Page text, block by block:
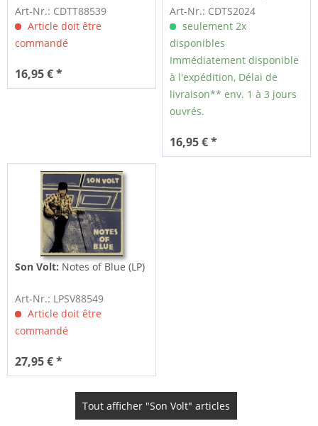
Art-Nr.: CDTT88539
Article doit être
commandé
16,95 € *
(CD)
Art-Nr.: CDTS2024
seulement 2x
disponibles
Immédiatement disponible
à l'expédition, Délai de
livraison** env. 1 à 3 jours
ouvrés.
16,95 € *
Son Volt: Notes of Blue (LP)
Art-Nr.: LPSV88549
Article doit être
commandé
27,95 € *
Tout afficher "Son Volt" articles